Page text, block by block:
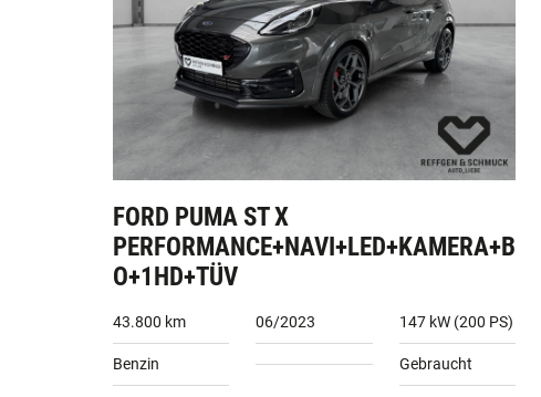
FORD PUMA ST X
PERFORMANCE+NAVI+LED+KAMERA+B
O+1HD+TÜV
43.800 km 06/2023 147 kW (200 PS)
Benzin Gebraucht